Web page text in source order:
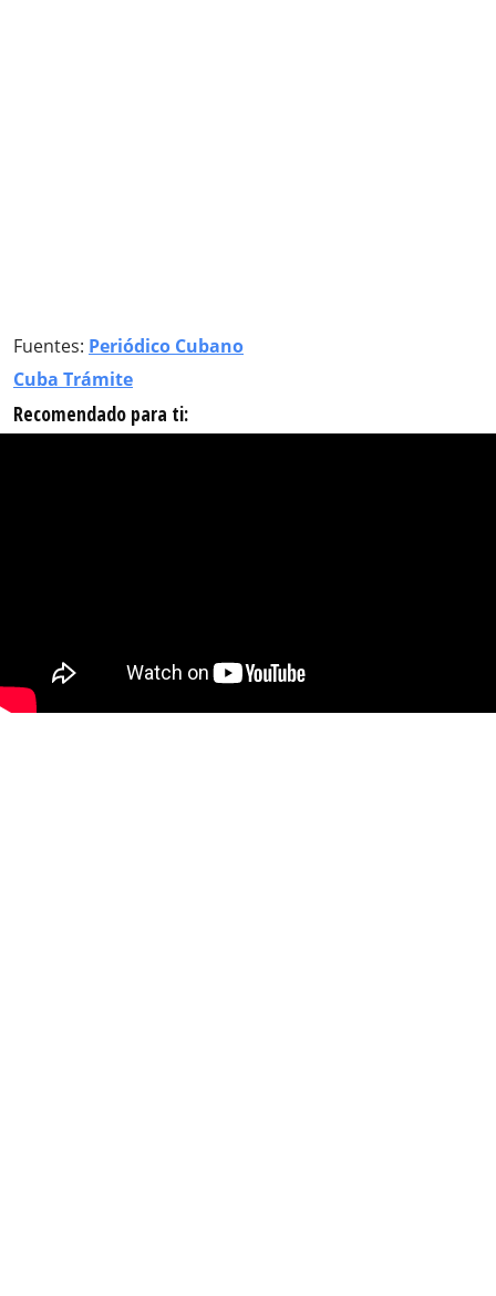
Fuentes: Periódico Cubano
Cuba Trámite
Recomendado para ti: